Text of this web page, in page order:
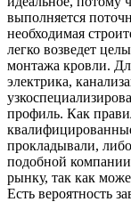
выполняется
необходимая
легко возведет
монтажа кровли.
электрика,
профиль. Как
прокладывали,
подобной
рынку, так как
Есть вероятность